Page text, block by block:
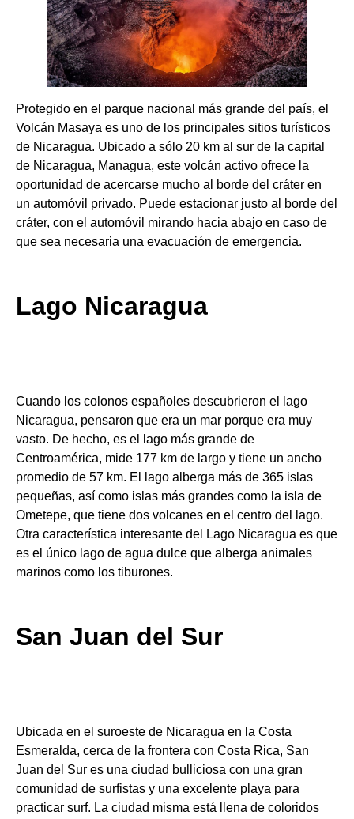
Protegido en el parque nacional más grande del país, el
Volcán Masaya es uno de los principales sitios turísticos
de Nicaragua. Ubicado a sólo 20 km al sur de la capital
de Nicaragua, Managua, este volcán activo ofrece la
oportunidad de acercarse mucho al borde del cráter en
un automóvil privado. Puede estacionar justo al borde del
cráter, con el automóvil mirando hacia abajo en caso de
que sea necesaria una evacuación de emergencia.
Lago Nicaragua
Cuando los colonos españoles descubrieron el lago
Nicaragua, pensaron que era un mar porque era muy
vasto. De hecho, es el lago más grande de
Centroamérica, mide 177 km de largo y tiene un ancho
promedio de 57 km. El lago alberga más de 365 islas
pequeñas, así como islas más grandes como la isla de
Ometepe, que tiene dos volcanes en el centro del lago.
Otra característica interesante del Lago Nicaragua es que
es el único lago de agua dulce que alberga animales
marinos como los tiburones.
San Juan del Sur
Ubicada en el suroeste de Nicaragua en la Costa
Esmeralda, cerca de la frontera con Costa Rica, San
Juan del Sur es una ciudad bulliciosa con una gran
comunidad de surfistas y una excelente playa para
practicar surf. La ciudad misma está llena de coloridos